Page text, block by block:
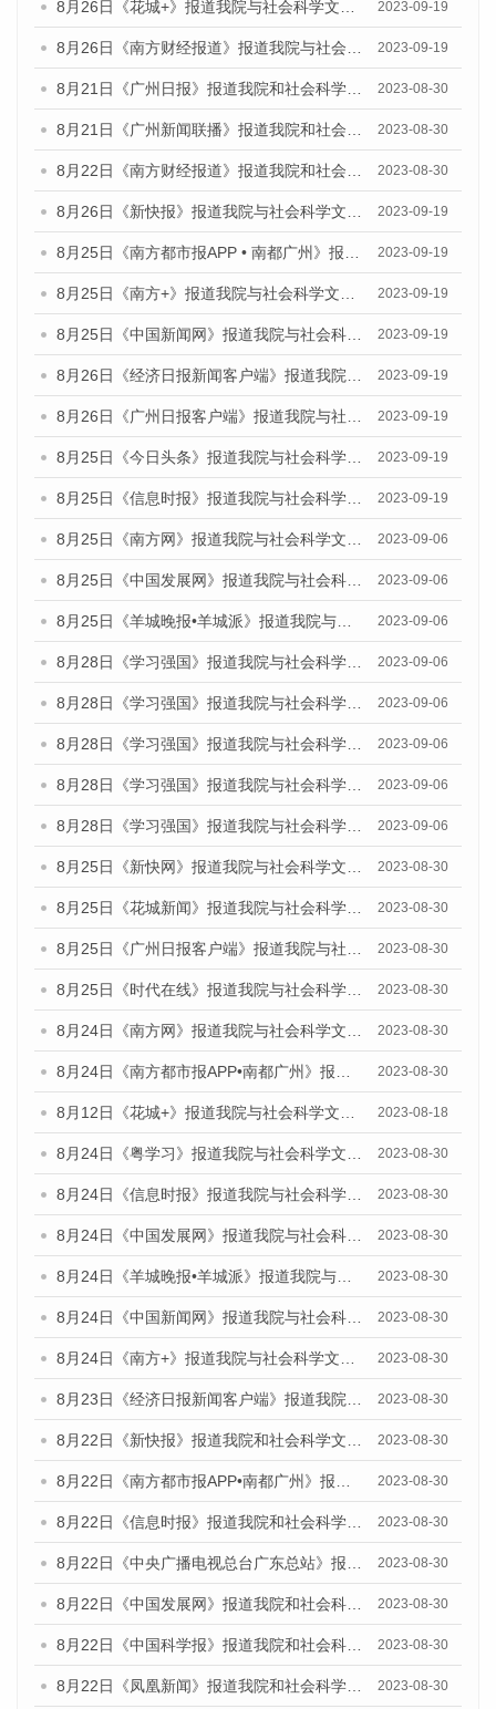
8月26日《花城+》报道我院与社会科学文献出版社联合发布《广州蓝皮书：广州创新型城市发展报告（2023）》的视频采访 2023-09-19
8月26日《南方财经报道》报道我院与社会科学文献出版社联合发布《广州蓝皮书：广州创新型城市发展报告（2023）》的视频采访 2023-09-19
8月21日《广州日报》报道我院和社会科学文献出版社联合发布《广州数字经济发展报告（2023）》蓝皮书的视频采访 2023-08-30
8月21日《广州新闻联播》报道我院和社会科学文献出版社联合发布《广州数字经济发展报告（2023）》蓝皮书的视频采访 2023-08-30
8月22日《南方财经报道》报道我院和社会科学文献出版社联合发布《广州数字经济发展报告（2023）》蓝皮书的视频采访 2023-08-30
8月26日《新快报》报道我院与社会科学文献出版社联合发布《广州蓝皮书：广州创新型城市发展报告（2023）》的媒体文章 2023-09-19
8月25日《南方都市报APP • 南都广州》报道我院与社会科学文献出版社联合发布《广州蓝皮书：广州创新型城市发展报告（2023）》的媒体文章 2023-09-19
8月25日《南方+》报道我院与社会科学文献出版社联合发布《广州蓝皮书：广州创新型城市发展报告（2023）》的媒体文章 2023-09-19
8月25日《中国新闻网》报道我院与社会科学文献出版社联合发布《广州蓝皮书：广州创新型城市发展报告（2023）》的媒体文章 2023-09-19
8月26日《经济日报新闻客户端》报道我院与社会科学文献出版社联合发布《广州蓝皮书：广州创新型城市发展报告（2023）》的媒体文章 2023-09-19
8月26日《广州日报客户端》报道我院与社会科学文献出版社联合发布《广州蓝皮书：广州创新型城市发展报告（2023）》的媒体文章 2023-09-19
8月25日《今日头条》报道我院与社会科学文献出版社联合发布《广州蓝皮书：广州创新型城市发展报告（2023）》的媒体文章 2023-09-19
8月25日《信息时报》报道我院与社会科学文献出版社联合发布《广州蓝皮书：广州创新型城市发展报告（2023）》的媒体文章 2023-09-19
8月25日《南方网》报道我院与社会科学文献出版社联合发布《广州蓝皮书：广州创新型城市发展报告（2023）》的媒体文章 2023-09-06
8月25日《中国发展网》报道我院与社会科学文献出版社联合发布《广州蓝皮书：广州创新型城市发展报告（2023）》的媒体文章 2023-09-06
8月25日《羊城晚报•羊城派》报道我院与社会科学文献出版社联合发布《广州蓝皮书：广州创新型城市发展报告（2023）》的媒体文章 2023-09-06
8月28日《学习强国》报道我院与社会科学文献出版社联合发布《广州蓝皮书：广州创新型城市发展报告（2023）》的媒体文章 2023-09-06
8月28日《学习强国》报道我院与社会科学文献出版社联合发布《广州蓝皮书：广州创新型城市发展报告（2023）》的媒体文章 2023-09-06
8月28日《学习强国》报道我院与社会科学文献出版社联合发布《广州蓝皮书：广州创新型城市发展报告（2023）》的媒体文章 2023-09-06
8月28日《学习强国》报道我院与社会科学文献出版社联合发布《广州蓝皮书：广州创新型城市发展报告（2023）》的媒体文章 2023-09-06
8月28日《学习强国》报道我院与社会科学文献出版社联合发布《广州蓝皮书：广州创新型城市发展报告（2023）》的媒体文章 2023-09-06
8月25日《新快网》报道我院与社会科学文献出版社联合发布《广州蓝皮书：广州文化产业发展报告（2023）》的媒体文章 2023-08-30
8月25日《花城新闻》报道我院与社会科学文献出版社联合发布《广州蓝皮书：广州文化产业发展报告（2023）》的媒体文章 2023-08-30
8月25日《广州日报客户端》报道我院与社会科学文献出版社联合发布《广州蓝皮书：广州文化产业发展报告（2023）》的媒体文章 2023-08-30
8月25日《时代在线》报道我院与社会科学文献出版社联合发布《广州蓝皮书：广州文化产业发展报告（2023）》的媒体文章 2023-08-30
8月24日《南方网》报道我院与社会科学文献出版社联合发布《广州蓝皮书：广州文化产业发展报告（2023）》的媒体文章 2023-08-30
8月24日《南方都市报APP•南都广州》报道我院与社会科学文献出版社联合发布《广州蓝皮书：广州文化产业发展报告（2023）》的媒体文章 2023-08-30
8月12日《花城+》报道我院与社会科学文献出版社联合发布的《广州蓝皮书：广州社会发展报告（2023）》视频采访 2023-08-18
8月24日《粤学习》报道我院与社会科学文献出版社联合发布《广州蓝皮书：广州文化产业发展报告（2023）》的媒体文章 2023-08-30
8月24日《信息时报》报道我院与社会科学文献出版社联合发布《广州蓝皮书：广州文化产业发展报告（2023）》的媒体文章 2023-08-30
8月24日《中国发展网》报道我院与社会科学文献出版社联合发布《广州蓝皮书：广州文化产业发展报告（2023）》的媒体文章 2023-08-30
8月24日《羊城晚报•羊城派》报道我院与社会科学文献出版社联合发布《广州蓝皮书：广州文化产业发展报告（2023）》的媒体文章 2023-08-30
8月24日《中国新闻网》报道我院与社会科学文献出版社联合发布《广州蓝皮书：广州文化产业发展报告（2023）》的媒体文章 2023-08-30
8月24日《南方+》报道我院与社会科学文献出版社联合发布《广州蓝皮书：广州文化产业发展报告（2023）》的媒体文章 2023-08-30
8月23日《经济日报新闻客户端》报道我院和社会科学文献出版社联合发布《广州数字经济发展报告（2023）》蓝皮书的媒体报道 2023-08-30
8月22日《新快报》报道我院和社会科学文献出版社联合发布《广州数字经济发展报告（2023）》蓝皮书的媒体报道 2023-08-30
8月22日《南方都市报APP•南都广州》报道我院和社会科学文献出版社联合发布《广州数字经济发展报告（2023）》蓝皮书的媒体报道 2023-08-30
8月22日《信息时报》报道我院和社会科学文献出版社联合发布《广州数字经济发展报告（2023）》蓝皮书的媒体报道 2023-08-30
8月22日《中央广播电视总台广东总站》报道我院和社会科学文献出版社联合发布《广州数字经济发展报告（2023）》蓝皮书的媒体报道 2023-08-30
8月22日《中国发展网》报道我院和社会科学文献出版社联合发布《广州数字经济发展报告（2023）》蓝皮书的媒体报道 2023-08-30
8月22日《中国科学报》报道我院和社会科学文献出版社联合发布《广州数字经济发展报告（2023）》蓝皮书的媒体报道 2023-08-30
8月22日《凤凰新闻》报道我院和社会科学文献出版社联合发布《广州数字经济发展报告（2023）》蓝皮书的媒体报道 2023-08-30